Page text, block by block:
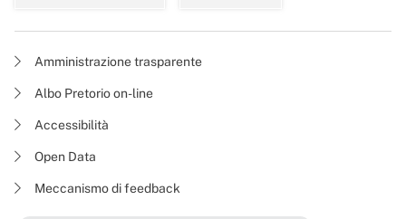
Amministrazione trasparente
Albo Pretorio on-line
Accessibilità
Open Data
Meccanismo di feedback